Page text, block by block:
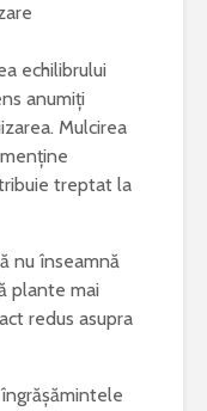
echilibrului
anumiți
Mulcirea
treptat la
nu înseamnă
plante mai
redus asupra